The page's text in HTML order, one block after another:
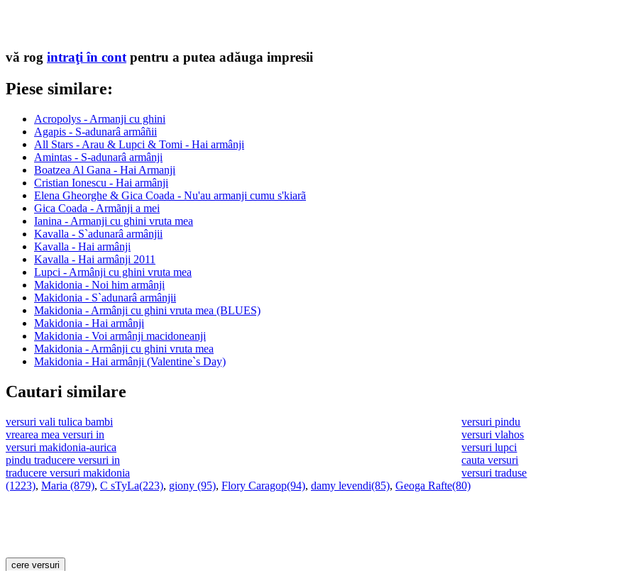
vă rog intraţi în cont pentru a putea adăuga impresii
Piese similare:
Acropolys - Armanji cu ghini
Agapis - S-adunarâ armâñii
All Stars - Arau & Lupci & Tomi - Hai armânji
Amintas - S-adunarâ armânji
Boatzea Al Gana - Hai Armanji
Cristian Ionescu - Hai armânji
Elena Gheorghe & Gica Coada - Nu'au armanji cumu s'kiarã
Gica Coada - Armãnji a mei
Ianina - Armanji cu ghini vruta mea
Kavalla - S`adunarâ armânjii
Kavalla - Hai armânji
Kavalla - Hai armânji 2011
Lupci - Armânji cu ghini vruta mea
Makidonia - Noi him armânji
Makidonia - S`adunarâ armânjii
Makidonia - Armânji cu ghini vruta mea (BLUES)
Makidonia - Hai armânji
Makidonia - Voi armânji macidoneanji
Makidonia - Armânji cu ghini vruta mea
Makidonia - Hai armânji (Valentine`s Day)
Cautari similare
versuri vali tulica bambi
versuri pindu
vrearea mea versuri in
versuri vlahos
versuri makidonia-aurica
versuri lupci
pindu traducere versuri in
cauta versuri
traducere versuri makidonia
versuri traduse
(1223), Maria (879), C sTyLa(223), giony (95), Flory Caragop(94), damy levendi(85), Geoga Rafte(80)